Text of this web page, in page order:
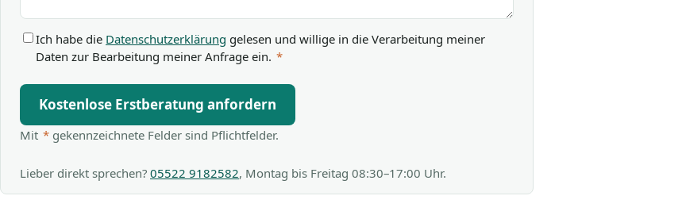
Ich habe die Datenschutzerklärung gelesen und willige in die Verarbeitung meiner
Daten zur Bearbeitung meiner Anfrage ein. *
Kostenlose Erstberatung anfordern
Mit * gekennzeichnete Felder sind Pflichtfelder.
Lieber direkt sprechen? 05522 9182582, Montag bis Freitag 08:30–17:00 Uhr.